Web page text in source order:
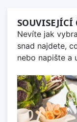
SOUVISEJÍCÍ
Nevíte jak
snad najdete,
nebo napište a